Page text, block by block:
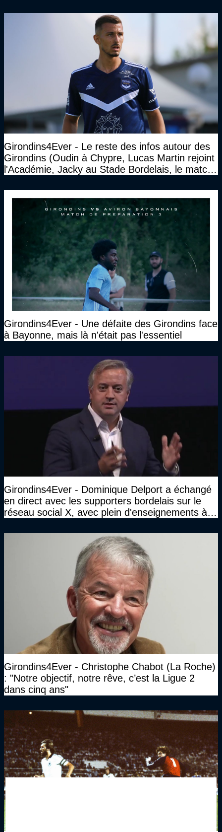
Girondins4Ever - Le reste des infos autour des
Girondins (Oudin à Chypre, Lucas Martin rejoint
l'Académie, Jacky au Stade Bordelais, le match
Girondins4Ever - Une défaite des Girondins face
à Bayonne, mais là n'était pas l'essentiel
Girondins4Ever - Dominique Delport a échangé
en direct avec les supporters bordelais sur le
réseau social X, avec plein d'enseignements à la
Girondins4Ever - Christophe Chabot (La Roche)
: "Notre objectif, notre rêve, c’est la Ligue 2
dans cinq ans"